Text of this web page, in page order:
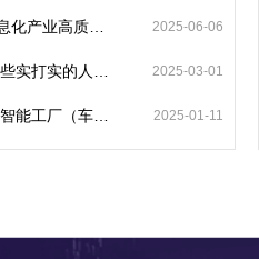
2025-06-06
2025-03-01
2025-01-11